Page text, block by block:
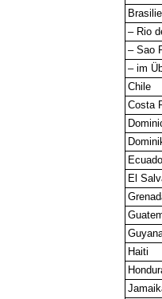
– Rio
– Sao
– im
Chile
Costa
El
Haiti